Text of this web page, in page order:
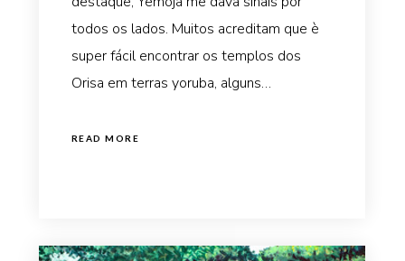
todos os lados. Muitos acreditam que è
super fácil encontrar os templos dos
Orisa em terras yoruba, alguns…
READ MORE